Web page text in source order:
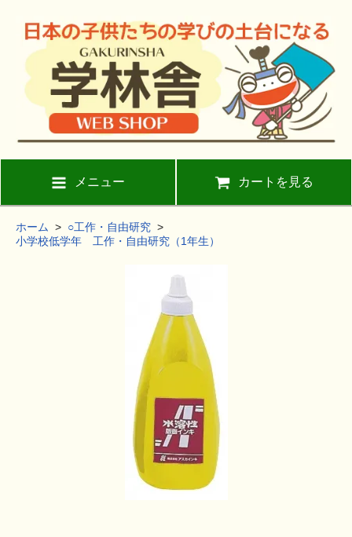
メニュー カートを見る
ホーム > ○工作・自由研究 >
小学校低学年 工作・自由研究（1年生）